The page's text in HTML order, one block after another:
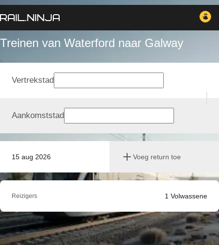
Treinen van Waterford naar Galway
15 aug 2026 Voeg return toe
Vertrekstad
Aankomststad
Reizigers 1 Volwassene